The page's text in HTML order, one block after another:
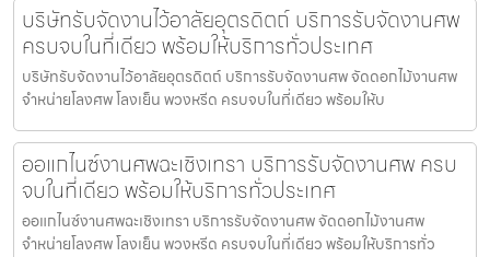
บริษัทรับจัดงานไว้อาลัยอุตรดิตถ์ บริการรับจัดงานศพ
ครบจบในที่เดียว พร้อมให้บริการทั่วประเทศ
บริษัทรับจัดงานไว้อาลัยอุตรดิตถ์ บริการรับจัดงานศพ จัดดอกไม้งานศพ
จำหน่ายโลงศพ โลงเย็น พวงหรีด ครบจบในที่เดียว พร้อมให้บ
ออแกไนซ์งานศพฉะเชิงเทรา บริการรับจัดงานศพ ครบ
จบในที่เดียว พร้อมให้บริการทั่วประเทศ
ออแกไนซ์งานศพฉะเชิงเทรา บริการรับจัดงานศพ จัดดอกไม้งานศพ
จำหน่ายโลงศพ โลงเย็น พวงหรีด ครบจบในที่เดียว พร้อมให้บริการทั่ว